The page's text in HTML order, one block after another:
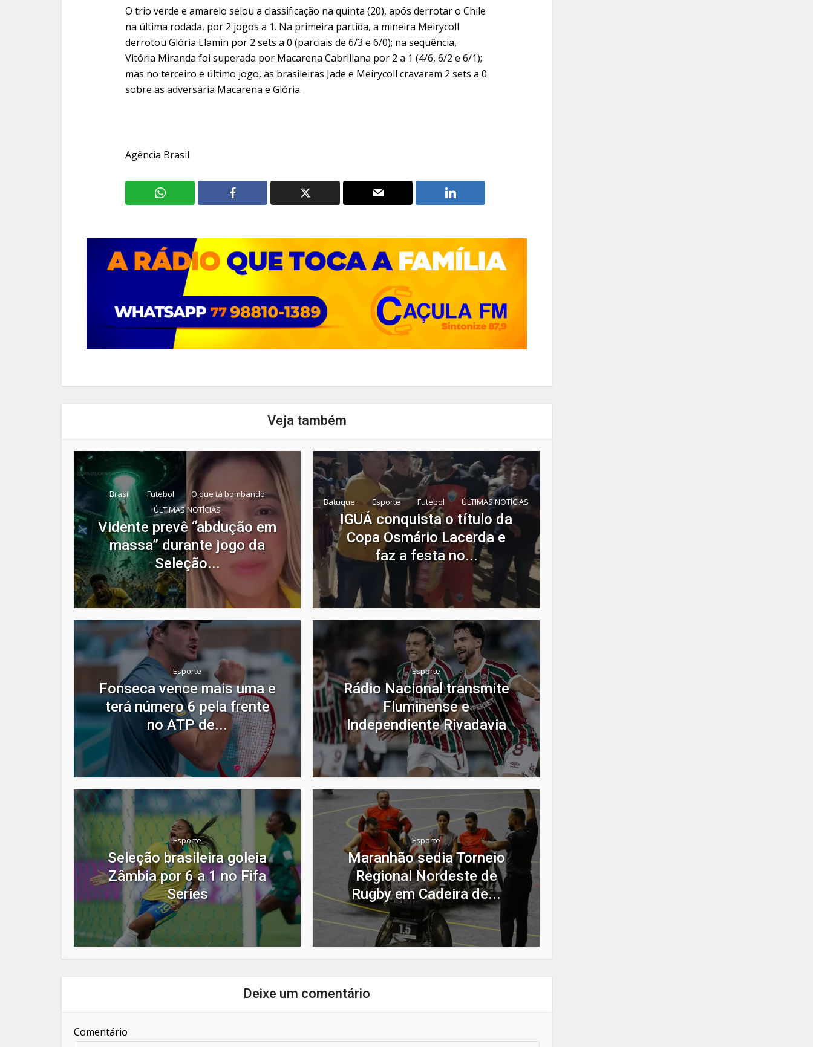
O trio verde e amarelo selou a classificação na quinta (20), após derrotar o Chile
na última rodada, por 2 jogos a 1. Na primeira partida, a mineira Meirycoll
derrotou Glória Llamin por 2 sets a 0 (parciais de 6/3 e 6/0); na sequência,
Vitória Miranda foi superada por Macarena Cabrillana por 2 a 1 (4/6, 6/2 e 6/1);
mas no terceiro e último jogo, as brasileiras Jade e Meirycoll cravaram 2 sets a 0
sobre as adversária Macarena e Glória.
Agência Brasil
Veja também
Brasil Futebol
O que tá bombando
ÚLTIMAS NOTÍCIAS
Vidente prevê “abdução em
massa” durante jogo da
Seleção...
Batuque Esporte Futebol ÚLTIMAS NOTÍCIAS
IGUÁ conquista o título da
Copa Osmário Lacerda e
faz a festa no...
Esporte
Fonseca vence mais uma e
terá número 6 pela frente
no ATP de...
Esporte
Rádio Nacional transmite
Fluminense e
Independiente Rivadavia
Esporte
Seleção brasileira goleia
Zâmbia por 6 a 1 no Fifa
Series
Esporte
Maranhão sedia Torneio
Regional Nordeste de
Rugby em Cadeira de...
Deixe um comentário
Comentário